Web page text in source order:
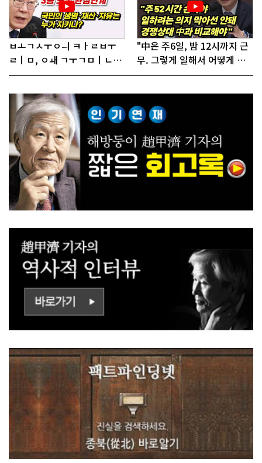
ㅂㅗㄱㅅㅜㅇㅢ ㅋㅏㄹㅂㅜ
ㄹㅣㅁ, ㅇㅙ ㄱㅜㄱㅁㅣㄴㄷ
ㅡㄹㅇㅣ ㄷㅏㅇㅎㅐㅇㅑ ㅎ
"中은 주6일, 밤 12시까지 근
무. 그렇게 일해서 어떻게 경
쟁하냐 반문하더라"